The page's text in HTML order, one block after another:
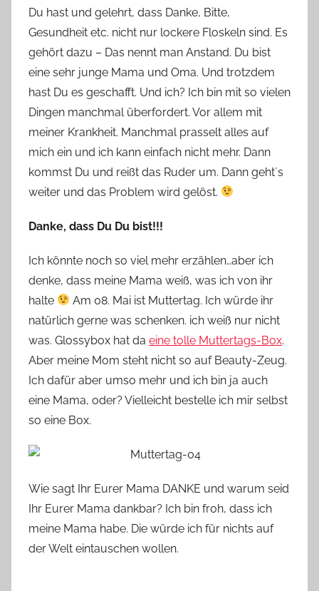
Du hast und gelehrt, dass Danke, Bitte,
Gesundheit etc. nicht nur lockere Floskeln sind. Es
gehört dazu – Das nennt man Anstand. Du bist
eine sehr junge Mama und Oma. Und trotzdem
hast Du es geschafft. Und ich? Ich bin mit so vielen
Dingen manchmal überfordert. Vor allem mit
meiner Krankheit. Manchmal prasselt alles auf
mich ein und ich kann einfach nicht mehr. Dann
kommst Du und reißt das Ruder um. Dann geht´s
weiter und das Problem wird gelöst.
Danke, dass Du Du bist!!!
Ich könnte noch so viel mehr erzählen…aber ich
denke, dass meine Mama weiß, was ich von ihr
halte
Am 08. Mai ist Muttertag. Ich würde ihr
natürlich gerne was schenken. ich weiß nur nicht
was. Glossybox hat da eine tolle Muttertags-Box.
Aber meine Mom steht nicht so auf Beauty-Zeug.
Ich dafür aber umso mehr und ich bin ja auch
eine Mama, oder? Vielleicht bestelle ich mir selbst
so eine Box.
Wie sagt Ihr Eurer Mama DANKE und warum seid
Ihr Eurer Mama dankbar? Ich bin froh, dass ich
meine Mama habe. Die würde ich für nichts auf
der Welt eintauschen wollen.